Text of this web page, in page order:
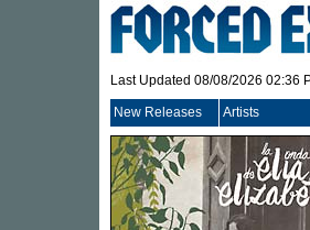
Last Updated 08/08/2026 02:36
New Releases Artists